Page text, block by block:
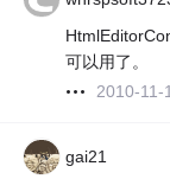
可以用了。
2010-11-
gai21